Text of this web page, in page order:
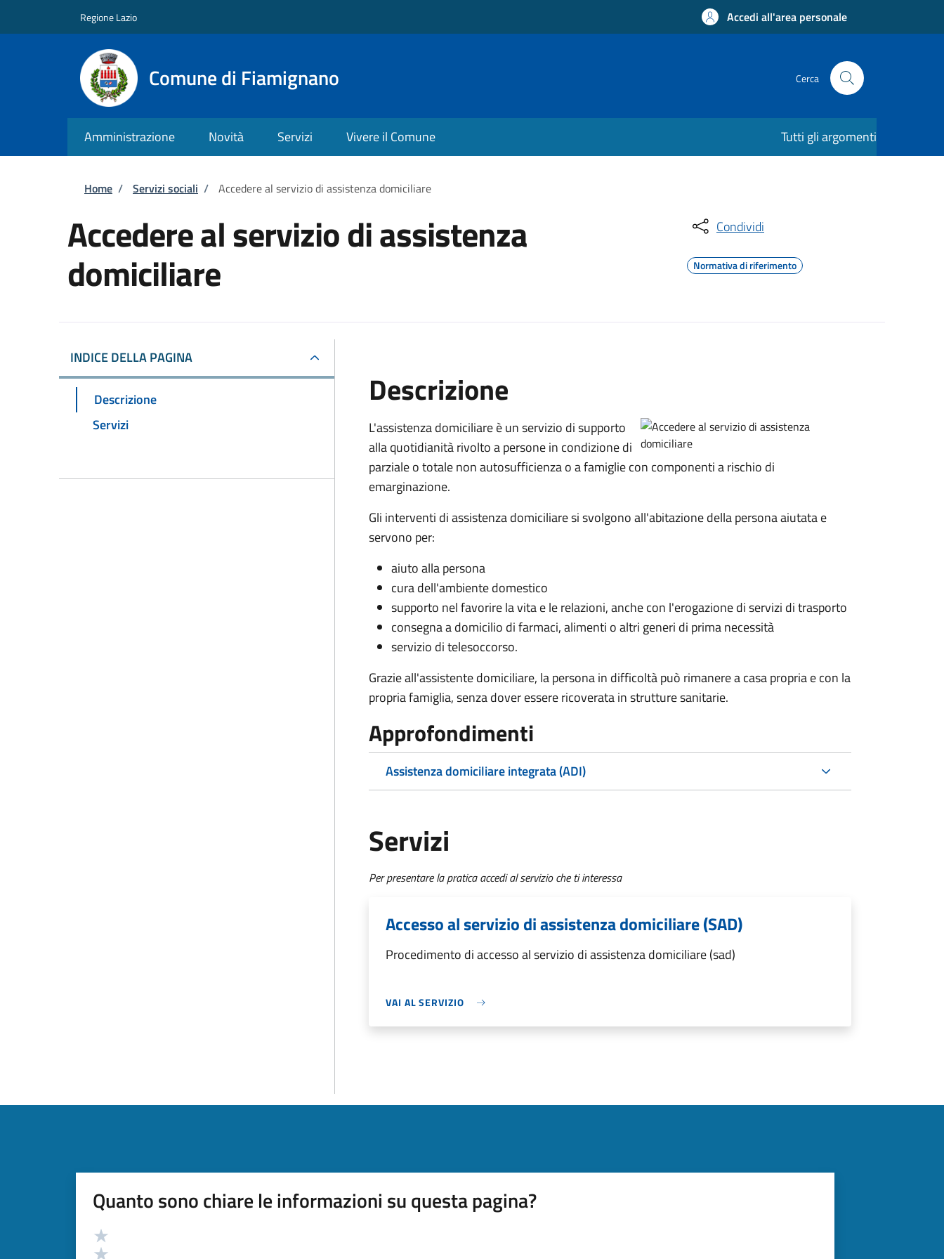
Regione Lazio Accedi all'area personale
Comune di Fiamignano Cerca
Amministrazione Novità Servizi Vivere il Comune Tutti gli argomenti
Briciole di pane
Home / Servizi sociali / Accedere al servizio di assistenza domiciliare
Accedere al servizio di assistenza
domiciliare
Condividi
Normativa di riferimento
INDICE DELLA PAGINA
Descrizione
Servizi
Descrizione
L'assistenza domiciliare è un servizio di supporto
alla quotidianità rivolto a persone in condizione di
parziale o totale non autosufficienza o a famiglie con componenti a rischio di
emarginazione.
Gli interventi di assistenza domiciliare si svolgono all'abitazione della persona aiutata e
servono per:
aiuto alla persona
cura dell'ambiente domestico
supporto nel favorire la vita e le relazioni, anche con l'erogazione di servizi di trasporto
consegna a domicilio di farmaci, alimenti o altri generi di prima necessità
servizio di telesoccorso.
Grazie all'assistente domiciliare, la persona in difficoltà può rimanere a casa propria e con la
propria famiglia, senza dover essere ricoverata in strutture sanitarie.
Approfondimenti
Assistenza domiciliare integrata (ADI)
Servizi
Per presentare la pratica accedi al servizio che ti interessa
Accesso al servizio di assistenza domiciliare (SAD)
Procedimento di accesso al servizio di assistenza domiciliare (sad)
VAI AL SERVIZIO
Quanto sono chiare le informazioni su questa pagina?
Valutazione